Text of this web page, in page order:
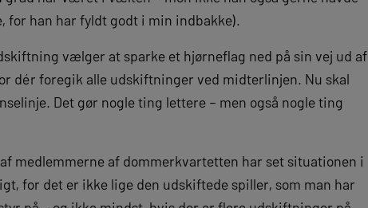
for han har fyldt godt i min indbakke).
vælger at sparke et hjørneflag ned på sin vej ud af
dér foregik alle udskiftninger ved midterlinjen. Nu skal
Det gør nogle ting lettere – men også nogle ting
medlemmerne af dommerkvartetten har set situationen i
for det er ikke lige den udskiftede spiller, som man har